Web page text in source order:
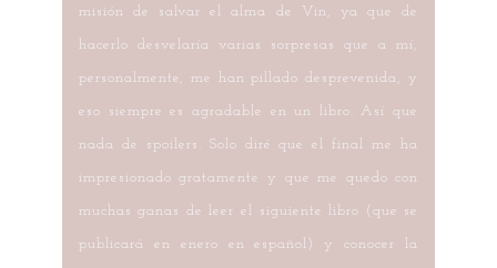
misión de salvar el alma de Vin, ya que de
hacerlo desvelaría varias sorpresas que a mí,
personalmente, me han pillado desprevenida, y
eso siempre es agradable en un libro. Así que
nada de spoilers. Solo diré que el final me ha
impresionado gratamente y que me quedo con
muchas ganas de leer el siguiente libro (que se
publicará en enero en español) y conocer la